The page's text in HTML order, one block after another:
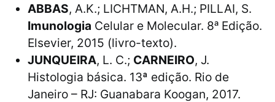
ABBAS, A.K.; LICHTMAN, A.H.; PILLAI, S.
Imunologia Celular e Molecular. 8ᵃ Edição.
Elsevier, 2015 (livro-texto).
JUNQUEIRA, L. C.; CARNEIRO, J.
Histologia básica. 13ª edição. Rio de
Janeiro – RJ: Guanabara Koogan, 2017.